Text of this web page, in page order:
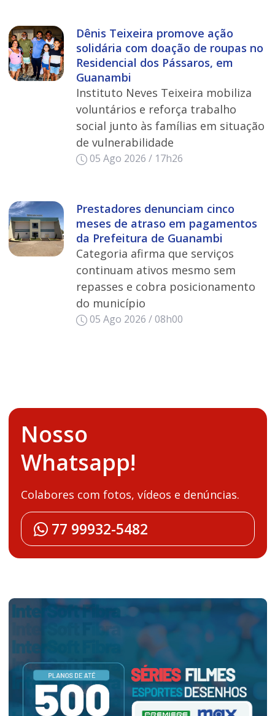
Dênis Teixeira promove ação
solidária com doação de roupas no
Residencial dos Pássaros, em
Guanambi
Instituto Neves Teixeira mobiliza
voluntários e reforça trabalho
social junto às famílias em situação
de vulnerabilidade
05 Ago 2026 / 17h26
Prestadores denunciam cinco
meses de atraso em pagamentos
da Prefeitura de Guanambi
Categoria afirma que serviços
continuam ativos mesmo sem
repasses e cobra posicionamento
do município
05 Ago 2026 / 08h00
Nosso
Whatsapp!
Colabores com fotos, vídeos e denúncias.
77 99932-5482